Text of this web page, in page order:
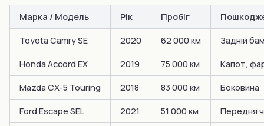
Марка / Модель Рік Пробіг
Toyota Camry SE 2020 62 000 км Задній
Honda Accord EX 2019 75 000 км Капот,
Mazda CX-5 Touring 2018 83 000 км Боковина
Ford Escape SEL 2021 51 000 км Передня